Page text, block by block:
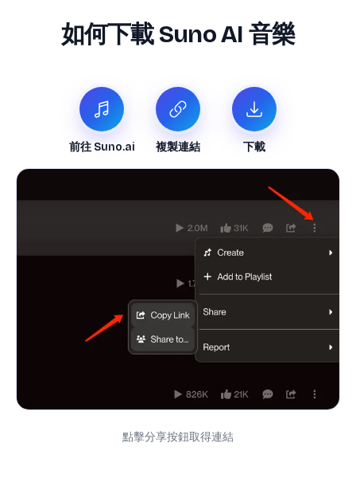
如何下載 Suno AI 音樂
前往 Suno.ai 複製連結 下載
點擊分享按鈕取得連結